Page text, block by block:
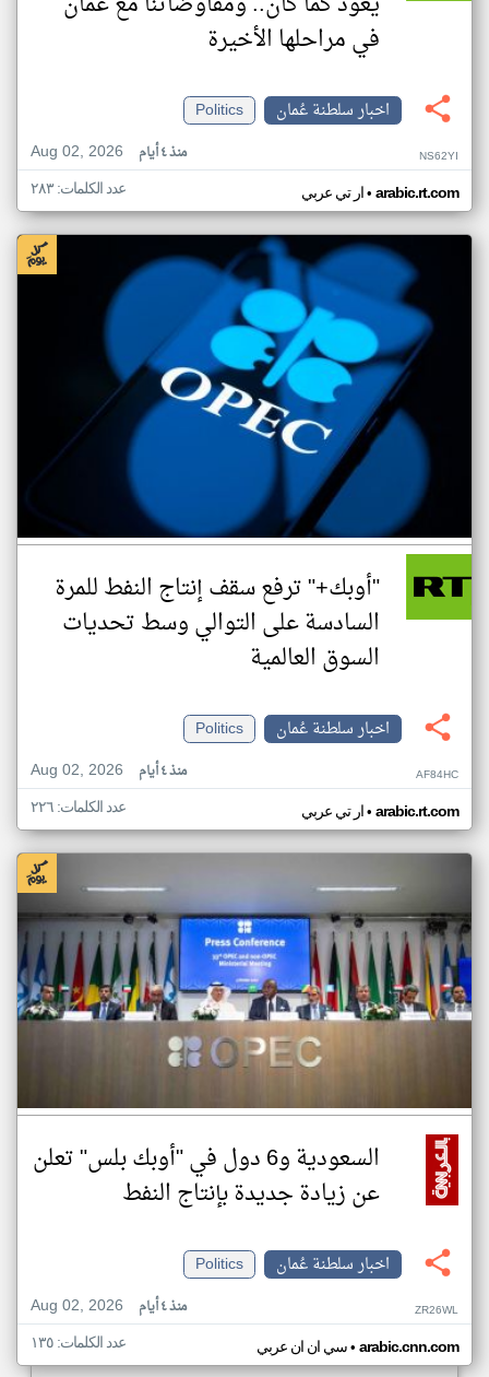
في مراحلها الأخيرة
اخبار سلطنة عُمان
Politics
Aug 02, 2026
منذ ٤ أيام NS62YI
ار تي عربي• arabic.rt.com عدد الكلمات: ٢٨٣
"أوبك+" ترفع سقف إنتاج النفط للمرة
السادسة على التوالي وسط تحديات
السوق العالمية
اخبار سلطنة عُمان
Politics
Aug 02, 2026
منذ ٤ أيام AF84HC
ار تي عربي• arabic.rt.com عدد الكلمات: ٢٢٦
السعودية و6 دول في "أوبك بلس" تعلن
عن زيادة جديدة بإنتاج النفط
اخبار سلطنة عُمان
Politics
Aug 02, 2026
منذ ٤ أيام ZR26WL
سي ان ان عربي• arabic.cnn.com عدد الكلمات: ١٣٥